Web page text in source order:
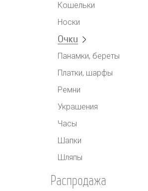
Кошельки
Носки
Очки
Панамки, береты
Платки, шарфы
Ремни
Украшения
Часы
Шапки
Шляпы
Распродажа